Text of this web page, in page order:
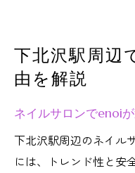
下北沢駅周辺
由を解説
ネイルサロンでenoi
下北沢駅周辺のネイル
には、トレンド性と安